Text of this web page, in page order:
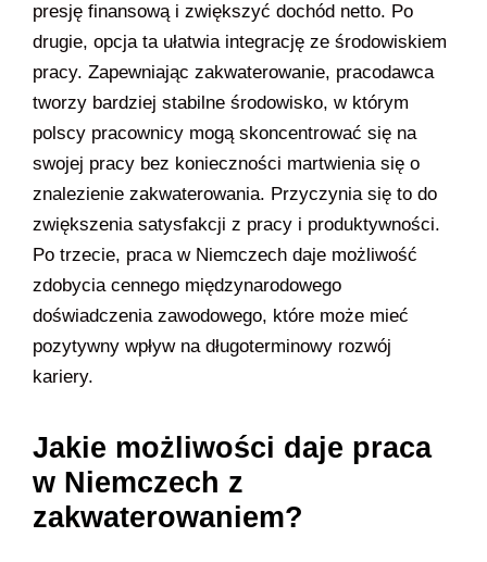
presję finansową i zwiększyć dochód netto. Po
drugie, opcja ta ułatwia integrację ze środowiskiem
pracy. Zapewniając zakwaterowanie, pracodawca
tworzy bardziej stabilne środowisko, w którym
polscy pracownicy mogą skoncentrować się na
swojej pracy bez konieczności martwienia się o
znalezienie zakwaterowania. Przyczynia się to do
zwiększenia satysfakcji z pracy i produktywności.
Po trzecie, praca w Niemczech daje możliwość
zdobycia cennego międzynarodowego
doświadczenia zawodowego, które może mieć
pozytywny wpływ na długoterminowy rozwój
kariery.
Jakie możliwości daje praca
w Niemczech z
zakwaterowaniem?